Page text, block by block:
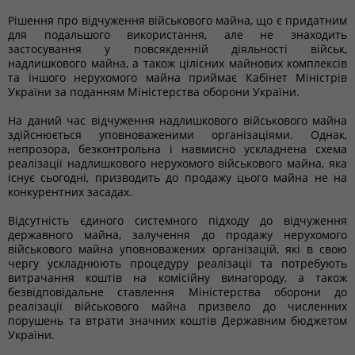
Рішення про відчуження військового майна, що є придатним
для подальшого використання, але не знаходить
застосування у повсякденній діяльності військ,
надлишкового майна, а також цілісних майнових комплексів
та іншого нерухомого майна приймає Кабінет Міністрів
України за поданням Міністерства оборони України.
На даний час відчуження надлишкового військового майна
здійснюється уповноваженими організаціями. Однак,
непрозора, безконтрольна і навмисно ускладнена схема
реалізації надлишкового нерухомого військового майна, яка
існує сьогодні, призводить до продажу цього майна не на
конкурентних засадах.
Відсутність єдиного системного підходу до відчуження
державного майна, залучення до продажу нерухомого
військового майна уповноважених організацій, які в свою
чергу ускладнюють процедуру реалізації та потребують
витрачання коштів на комісійну винагороду, а також
безвідповідальне ставлення Міністерства оборони до
реалізації військового майна призвело до численних
порушень та втрати значних коштів Державним бюджетом
України.